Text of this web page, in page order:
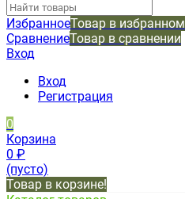
ИзбранноеТовар в избранном
СравнениеТовар в сравнении
Вход
Вход
Регистрация
0
Корзина
0 ₽
(пусто)
Товар в корзине!